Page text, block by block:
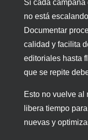
Si cada
no está
Documentar
calidad y facilita
editoriales hasta
que se repite
Esto no vuelve al
libera tiempo
nuevas y